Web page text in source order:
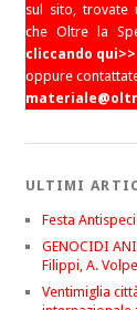
sul sito, trovate
che Oltre la
cliccando qui>>
oppure
ULTIMI
Festa
GENOCIDI
Filippi, A. Volpe
Ventimiglia